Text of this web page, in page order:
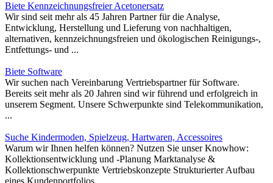
Biete Kennzeichnungsfreier Acetonersatz
Wir sind seit mehr als 45 Jahren Partner für die Analyse,
Entwicklung, Herstellung und Lieferung von nachhaltigen,
alternativen, kennzeichnungsfreien und ökologischen Reinigungs-,
Entfettungs- und ...
Biete Software
Wir suchen nach Vereinbarung Vertriebspartner für Software.
Bereits seit mehr als 20 Jahren sind wir führend und erfolgreich in
unserem Segment. Unsere Schwerpunkte sind Telekommunikation,
...
Suche Kindermoden, Spielzeug, Hartwaren, Accessoires
Warum wir Ihnen helfen können? Nutzen Sie unser Knowhow:
Kollektionsentwicklung und -Planung Marktanalyse &
Kollektionschwerpunkte Vertriebskonzepte Strukturierter Aufbau
eines Kundenportfolios, ...